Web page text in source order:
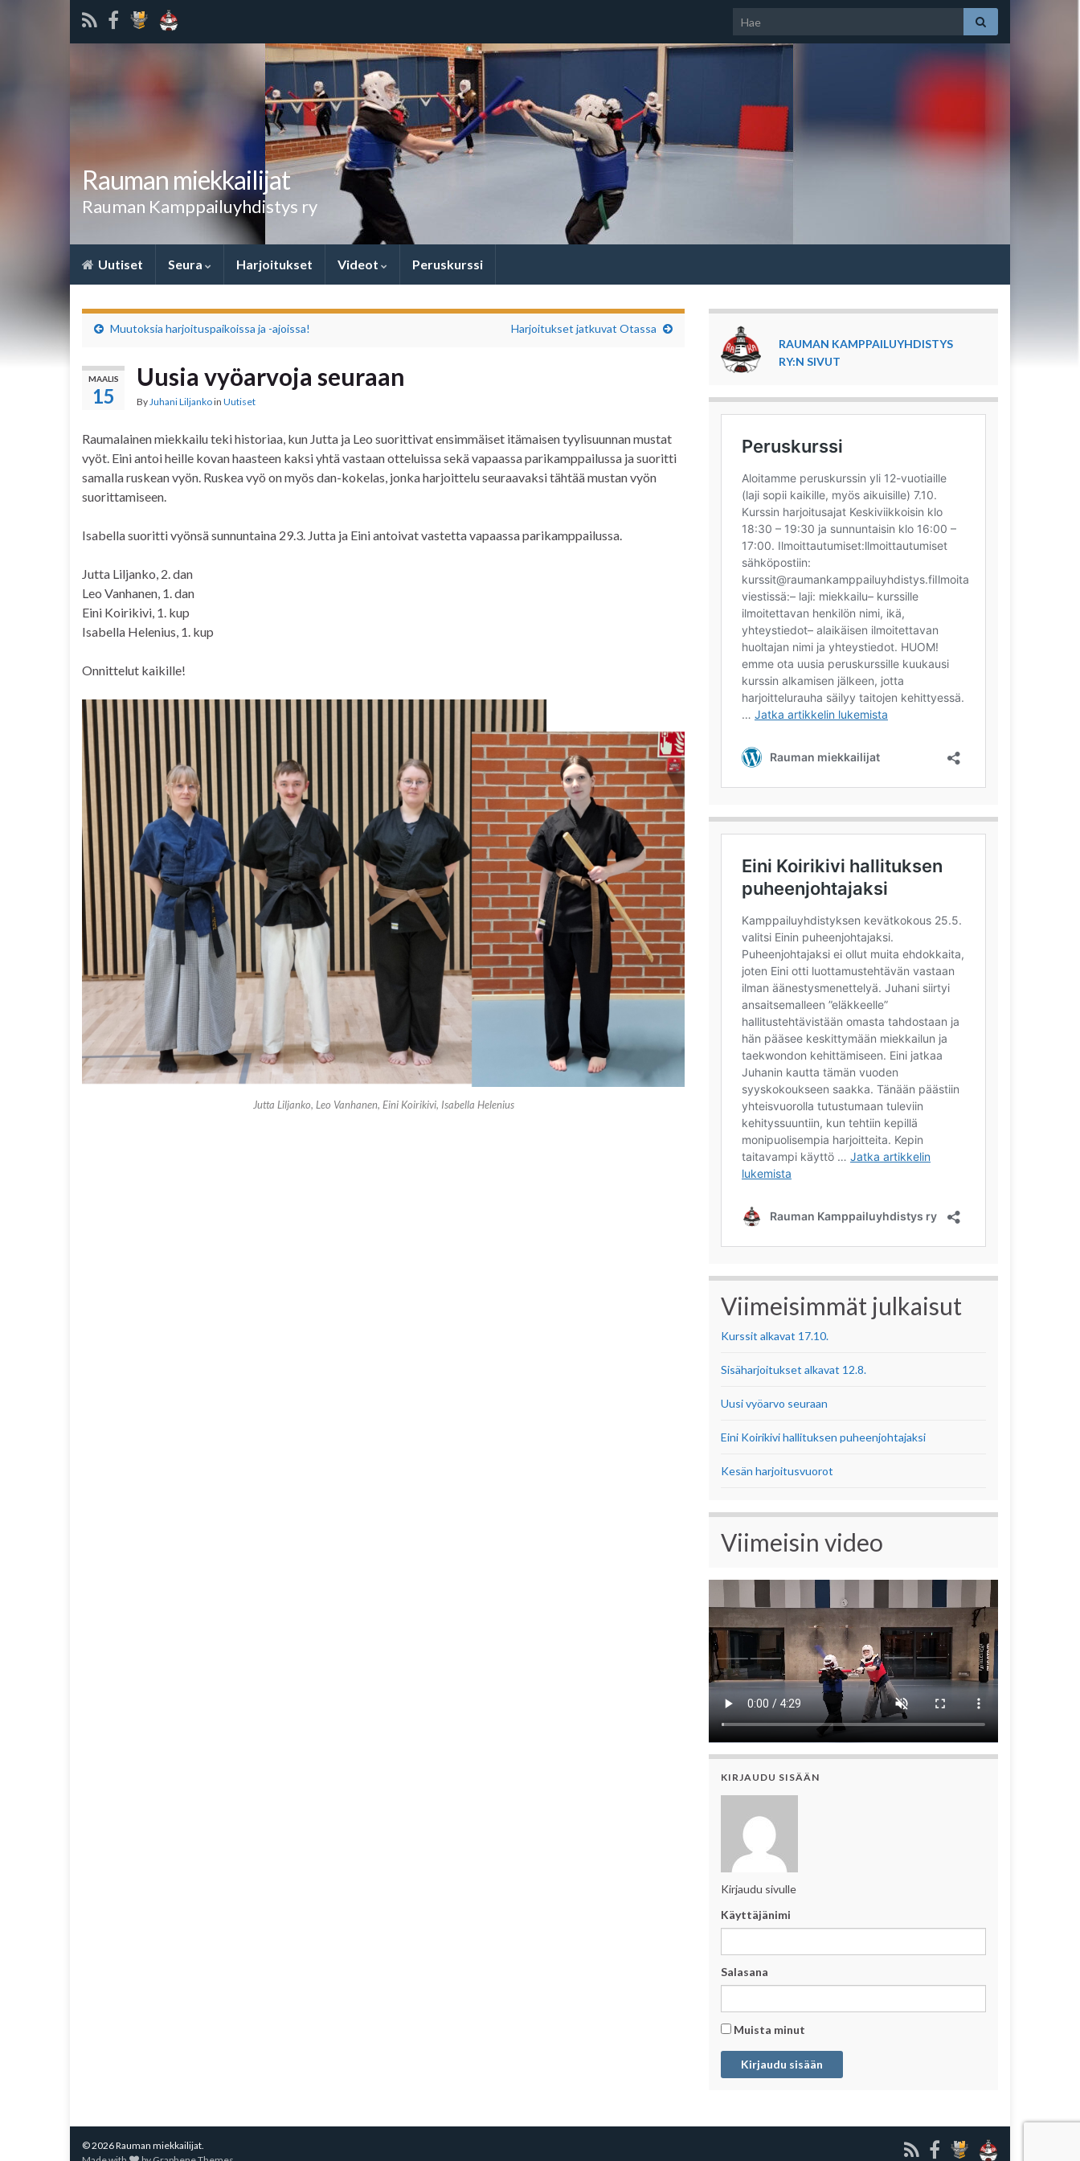
Search for:
Rauman miekkailijat
Rauman Kamppailuyhdistys ry
Uutiset Seura Harjoitukset Videot Peruskurssi
Muutoksia harjoituspaikoissa ja -ajoissa! Harjoitukset jatkuvat Otassa
MAALIS
15
Uusia vyöarvoja seuraan
ByJuhani Liljankoin Uutiset
Raumalainen miekkailu teki historiaa, kun Jutta ja Leo suorittivat ensimmäiset itämaisen tyylisuunnan mustat
vyöt. Eini antoi heille kovan haasteen kaksi yhtä vastaan otteluissa sekä vapaassa parikamppailussa ja suoritti
samalla ruskean vyön. Ruskea vyö on myös dan-kokelas, jonka harjoittelu seuraavaksi tähtää mustan vyön
suorittamiseen.
Isabella suoritti vyönsä sunnuntaina 29.3. Jutta ja Eini antoivat vastetta vapaassa parikamppailussa.
Jutta Liljanko, 2. dan
Leo Vanhanen, 1. dan
Eini Koirikivi, 1. kup
Isabella Helenius, 1. kup
Onnittelut kaikille!
Jutta Liljanko, Leo Vanhanen, Eini Koirikivi, Isabella Helenius
RAUMAN KAMPPAILUYHDISTYS
RY:N SIVUT
Viimeisimmät julkaisut
Kurssit alkavat 17.10.
Sisäharjoitukset alkavat 12.8.
Uusi vyöarvo seuraan
Eini Koirikivi hallituksen puheenjohtajaksi
Kesän harjoitusvuorot
Viimeisin video
KIRJAUDU SISÄÄN
Kirjaudu sivulle
Käyttäjänimi
Salasana
Muista minut
© 2026 Rauman miekkailijat.